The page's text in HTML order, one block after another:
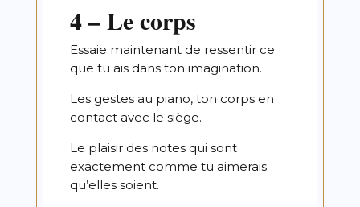
4 – Le corps
Essaie maintenant de ressentir ce
que tu ais dans ton imagination.
Les gestes au piano, ton corps en
contact avec le siège.
Le plaisir des notes qui sont
exactement comme tu aimerais
qu’elles soient.